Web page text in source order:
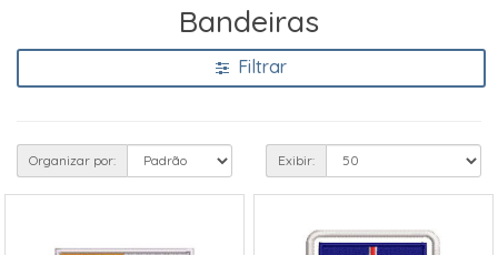
Bandeiras
Filtrar
Organizar por: Exibir: